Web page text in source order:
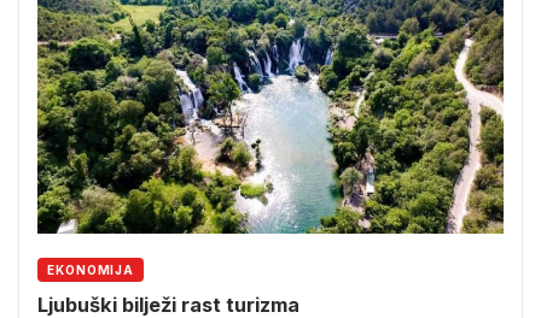
EKONOMIJA
Ljubuški bilježi rast turizma